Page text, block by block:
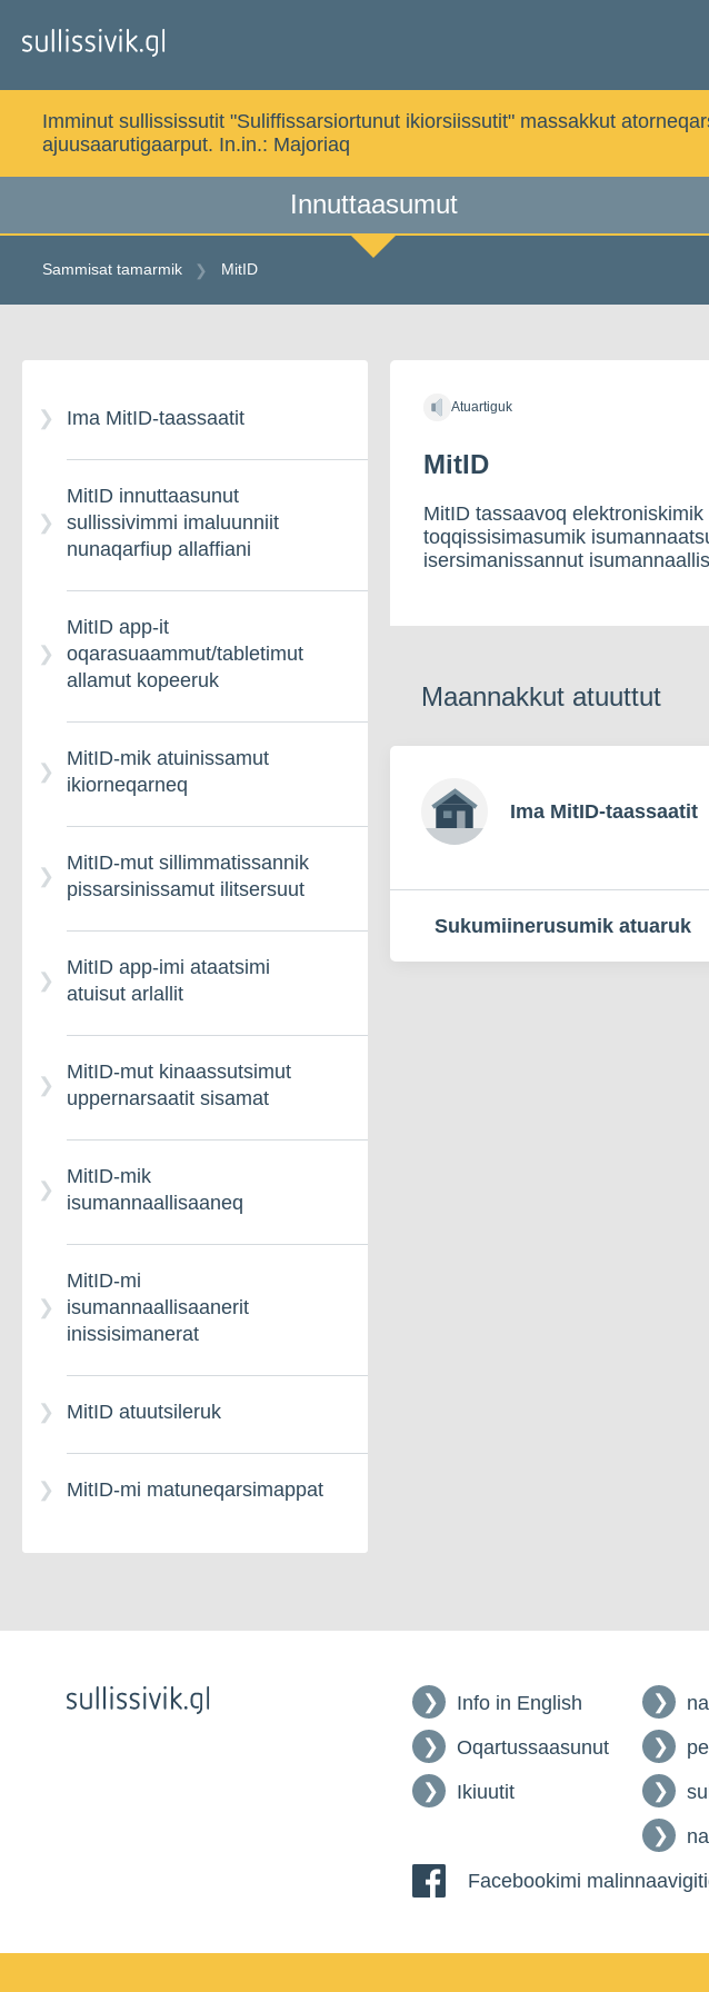
Imminut sullississutit "Suliffissarsiortunut ikiorsiissutit" massakkut
ajuusaarutigaarput. In.in.: Majoriaq
Innuttaasumut
Sammisat tamarmik MitID
indholdetIma MitID-taassaatit
MitID innuttaasunut
sullissivimmi imaluunniit
nunaqarfiup allaffiani
MitID app-it
oqarasuaammut/tabletimut
allamut kopeeruk
MitID-mik atuinissamut
ikiorneqarneq
MitID-mut sillimmatissannik
pissarsinissamut ilitsersuut
MitID app-imi ataatsimi
atuisut arlallit
MitID-mut kinaassutsimut
uppernarsaatit sisamat
MitID-mik
isumannaallisaaneq
MitID-mi
isumannaallisaanerit
inissisimanerat
MitID atuutsileruk
MitID-mi matuneqarsimappat
Atuartiguk
MitID
MitID tassaavoq
toqqissisimasumik
isersimanissannut
Maannakkut atuuttut
Ima MitID-taassaatit
Sukumiinerusumik atuaruk
Info in English
Oqartussaasunut
Ikiuutit
Facebookimi